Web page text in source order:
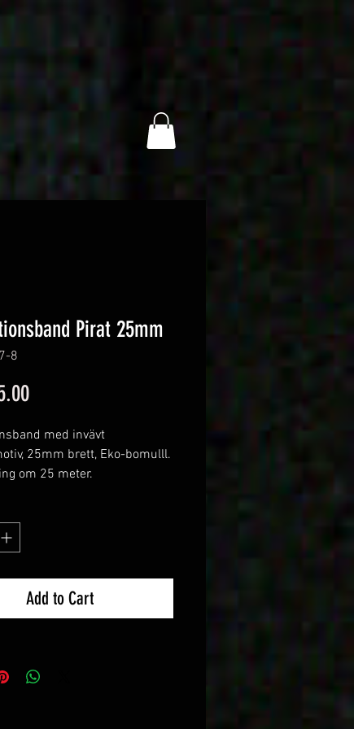
Pirat 25mm
8
Price
med invävt
25mm brett, Eko-bomulll.
om 25 meter.
Add to Cart